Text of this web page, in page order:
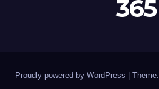
365
Proudly powered by WordPress |